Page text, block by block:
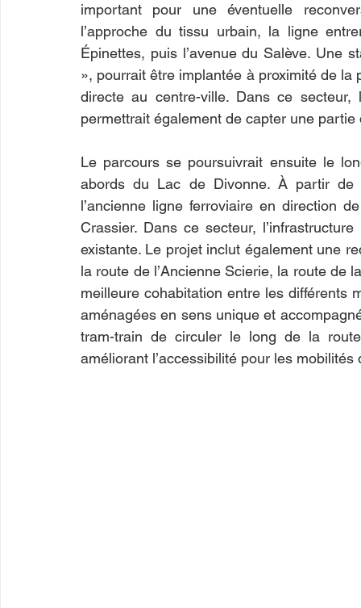
important pour une éventuelle
l’approche du tissu urbain, la ligne
Épinettes, puis l’avenue du Salève. Une
», pourrait être implantée à proximité de la
directe au centre-ville. Dans ce secteur,
permettrait également de capter une
Le parcours se poursuivrait ensuite le
abords du Lac de Divonne. À partir
l’ancienne ligne ferroviaire en direction
Crassier. Dans ce secteur,
existante. Le projet inclut également une
la route de l’Ancienne Scierie, la route de
meilleure cohabitation entre les différents
aménagées en sens unique et
tram-train de circuler le long de la
améliorant l’accessibilité pour les mobilités